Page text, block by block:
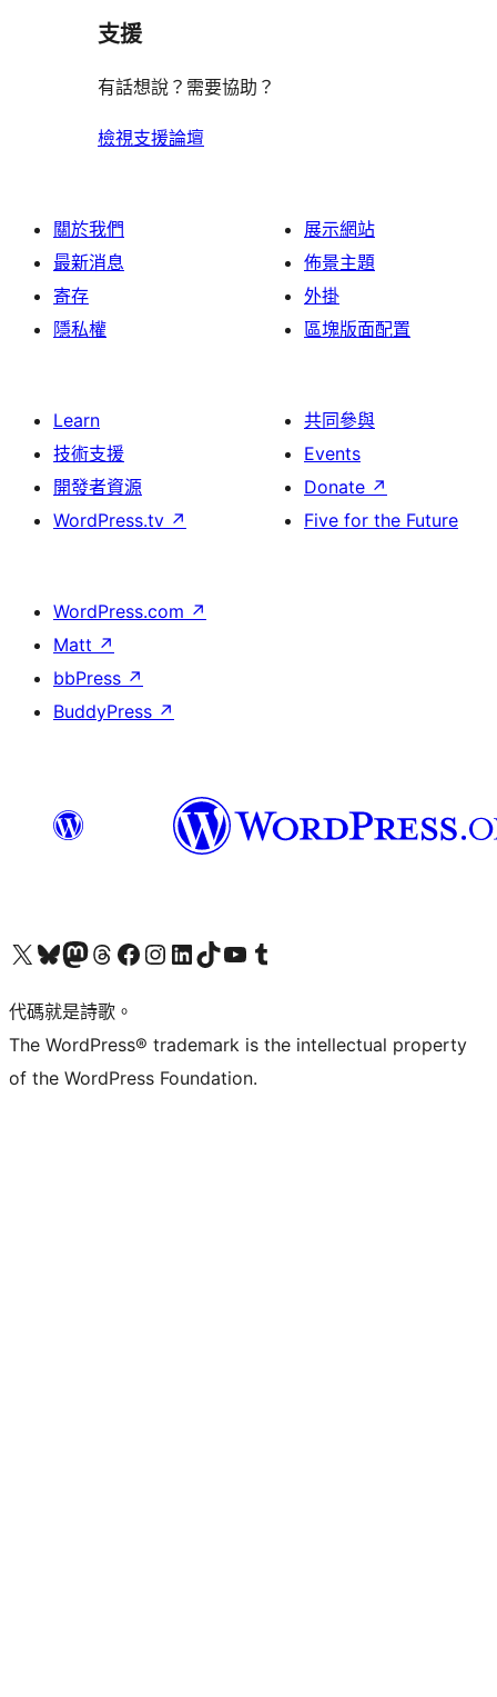
支援
有話想說？需要協助？
檢視支援論壇
關於我們
最新消息
寄存
隱私權
展示網站
佈景主題
外掛
區塊版面配置
Learn
技術支援
開發者資源
WordPress.tv ↗
共同參與
Events
Donate ↗
Five for the Future
WordPress.com ↗
Matt ↗
bbPress ↗
BuddyPress ↗
Visit our X (formerly Twitter) account
Visit our Bluesky account
Visit our Mastodon account
Visit our Threads account
訪問我們的 Facebook 專頁Visit our Instagram account
Visit our LinkedIn account
Visit our TikTok account
Visit our YouTube channel
Visit our Tumblr account
代碼就是詩歌。
The WordPress® trademark is the intellectual property
of the WordPress Foundation.